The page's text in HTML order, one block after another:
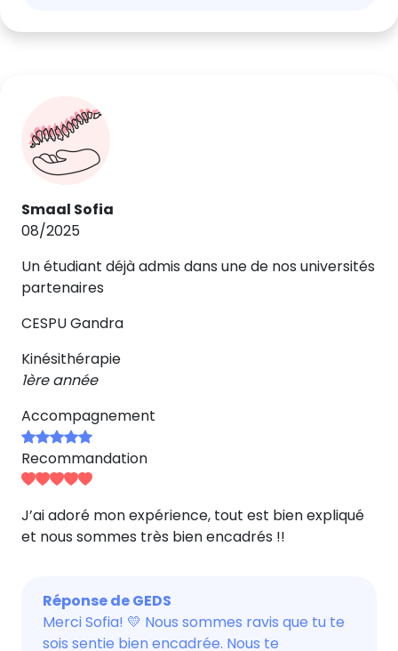
Smaal Sofia
08/2025
Un étudiant déjà admis dans une de nos universités
partenaires
CESPU Gandra
Kinésithérapie
1ère année
Accompagnement
Recommandation
J’ai adoré mon expérience, tout est bien expliqué
et nous sommes très bien encadrés !!
Réponse de GEDS
Merci Sofia! 💛 Nous sommes ravis que tu te
sois sentie bien encadrée. Nous te